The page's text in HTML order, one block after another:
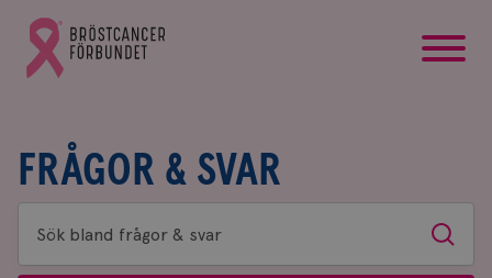
Gå
till
Bröstcancerförbundets
FRÅGOR & SVAR
Sök
bland
Sök